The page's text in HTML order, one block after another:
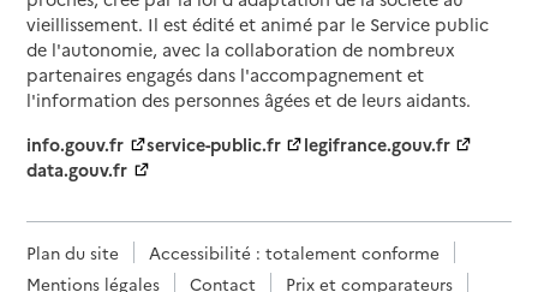
vieillissement. Il est édité et animé par le Service public
de l'autonomie, avec la collaboration de nombreux
partenaires engagés dans l'accompagnement et
l'information des personnes âgées et de leurs aidants.
info.gouv.fr
service-public.fr
legifrance.gouv.fr
data.gouv.fr
Plan du site
Accessibilité : totalement conforme
Mentions légales
Contact
Prix et comparateurs